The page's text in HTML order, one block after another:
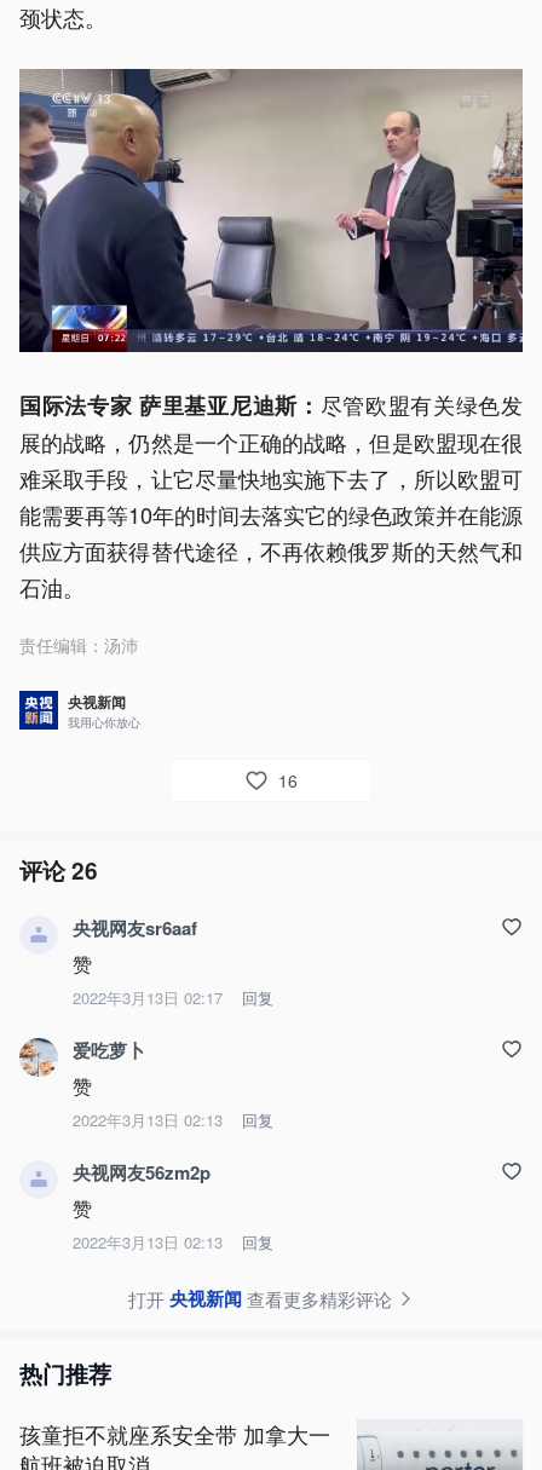
颈状态。
国际法专家 萨里基亚尼迪斯： 尽管欧盟有关绿色发
展的战略，仍然是一个正确的战略，但是欧盟现在很
难采取手段，让它尽量快地实施下去了，所以欧盟可
能需要再等10年的时间去落实它的绿色政策并在能源
供应方面获得替代途径，不再依赖俄罗斯的天然气和
石油。
责任编辑： 汤沛
央视新闻
我用心你放心
16
评论26
央视网友sr6aaf
赞
2022年3月13日 02:17 回复
爱吃萝卜
赞
2022年3月13日 02:13 回复
央视网友56zm2p
赞
2022年3月13日 02:13 回复
打开央视新闻查看更多精彩评论
热门推荐
孩童拒不就座系安全带 加拿大一